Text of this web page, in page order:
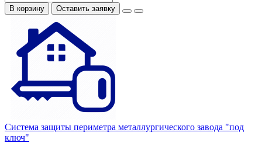
В корзину Оставить заявку
Система защиты периметра металлургического завода "под
ключ"